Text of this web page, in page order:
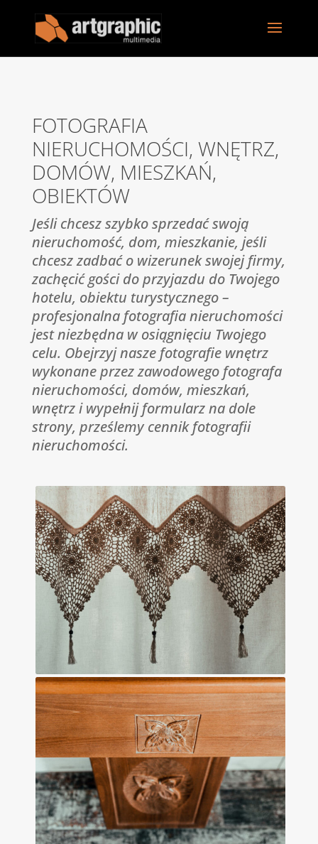
FOTOGRAFIA
NIERUCHOMOŚCI, WNĘTRZ,
DOMÓW, MIESZKAŃ,
OBIEKTÓW
Jeśli chcesz szybko sprzedać swoją
nieruchomość, dom, mieszkanie, jeśli
chcesz zadbać o wizerunek swojej firmy,
zachęcić gości do przyjazdu do Twojego
hotelu, obiektu turystycznego –
profesjonalna fotografia nieruchomości
jest niezbędna w osiągnięciu Twojego
celu. Obejrzyj nasze fotografie wnętrz
wykonane przez zawodowego fotografa
nieruchomości, domów, mieszkań,
wnętrz i wypełnij formularz na dole
strony, prześlemy cennik fotografii
nieruchomości.